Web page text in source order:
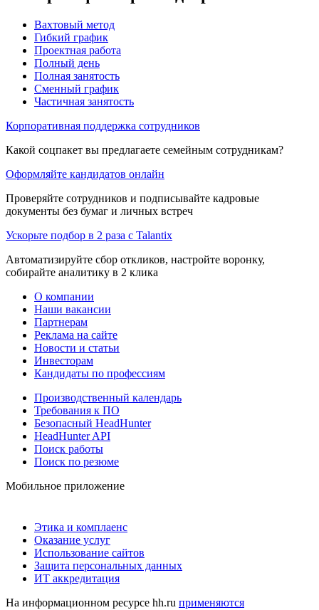
Вахтовый метод
Гибкий график
Проектная работа
Полный день
Полная занятость
Сменный график
Частичная занятость
Корпоративная поддержка сотрудников
Какой соцпакет вы предлагаете семейным сотрудникам?
Оформляйте кандидатов онлайн
Проверяйте сотрудников и подписывайте кадровые
документы без бумаг и личных встреч
Ускорьте подбор в 2 раза с Talantix
Автоматизируйте сбор откликов, настройте воронку,
собирайте аналитику в 2 клика
О компании
Наши вакансии
Партнерам
Реклама на сайте
Новости и статьи
Инвесторам
Кандидаты по профессиям
Производственный календарь
Требования к ПО
Безопасный HeadHunter
HeadHunter API
Поиск работы
Поиск по резюме
Мобильное приложение
Этика и комплаенс
Оказание услуг
Использование сайтов
Защита персональных данных
ИТ аккредитация
На информационном ресурсе hh.ru применяются